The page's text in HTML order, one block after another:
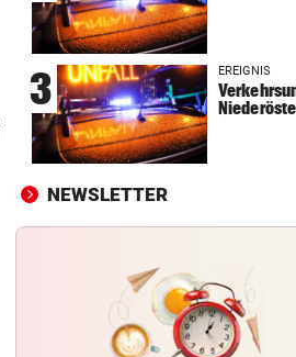
FEUERWEHR GEFORDERT
In nur acht Stunden fuhren
Autos in Baugruben
AFLE TOP-SPIEL:
LIVE: Vienna Vikings treffen
42 TIERE ABGENOMMEN vor
falschen Tierschutz
3 EREIGNIS
NEWSLETTER